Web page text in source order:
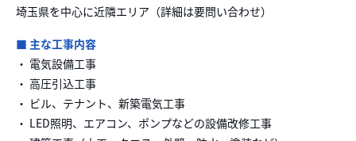
埼玉県を中心に近隣エリア（詳細は要問い合わせ）
■ 主な工事内容
・ 電気設備工事
・ 高圧引込工事
・ ビル、テナント、新築電気工事
・ LED照明、エアコン、ポンプなどの設備改修工事